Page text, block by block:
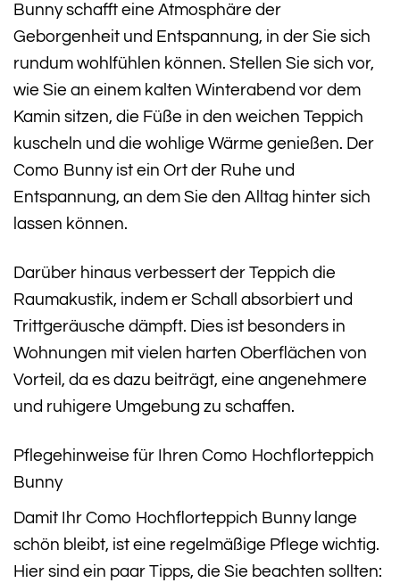
Bunny schafft eine Atmosphäre der
Geborgenheit und Entspannung, in der Sie sich
rundum wohlfühlen können. Stellen Sie sich vor,
wie Sie an einem kalten Winterabend vor dem
Kamin sitzen, die Füße in den weichen Teppich
kuscheln und die wohlige Wärme genießen. Der
Como Bunny ist ein Ort der Ruhe und
Entspannung, an dem Sie den Alltag hinter sich
lassen können.
Darüber hinaus verbessert der Teppich die
Raumakustik, indem er Schall absorbiert und
Trittgeräusche dämpft. Dies ist besonders in
Wohnungen mit vielen harten Oberflächen von
Vorteil, da es dazu beiträgt, eine angenehmere
und ruhigere Umgebung zu schaffen.
Pflegehinweise für Ihren Como Hochflorteppich
Bunny
Damit Ihr Como Hochflorteppich Bunny lange
schön bleibt, ist eine regelmäßige Pflege wichtig.
Hier sind ein paar Tipps, die Sie beachten sollten: